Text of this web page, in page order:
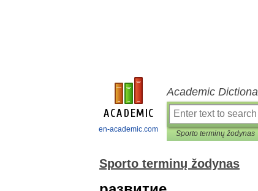
en-academic.com
Academic
Sporto terminų žodynas
Sporto terminų žodynas